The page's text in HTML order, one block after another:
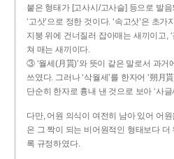
붙은 형태가 [고사시/고사슬] 등으로 발
‘고삿’으로 정한 것이다. ‘속고삿’은 초
지붕 위에 건너질러 잡아매는 새끼이고,
쳐 매는 새끼이다.
③ ‘월세(月貰)’와 뜻이 같은 말로서 과거
쓰였다. 그러나 ‘삭월세’를 한자어 ‘朔月
단순히 한자로 흉내 낸 것으로 보아 ‘사
다만, 어원 의식이 여전히 남아 있어 어
은 그 짝이 되는 비어원적인 형태보다
록 규정하였다.